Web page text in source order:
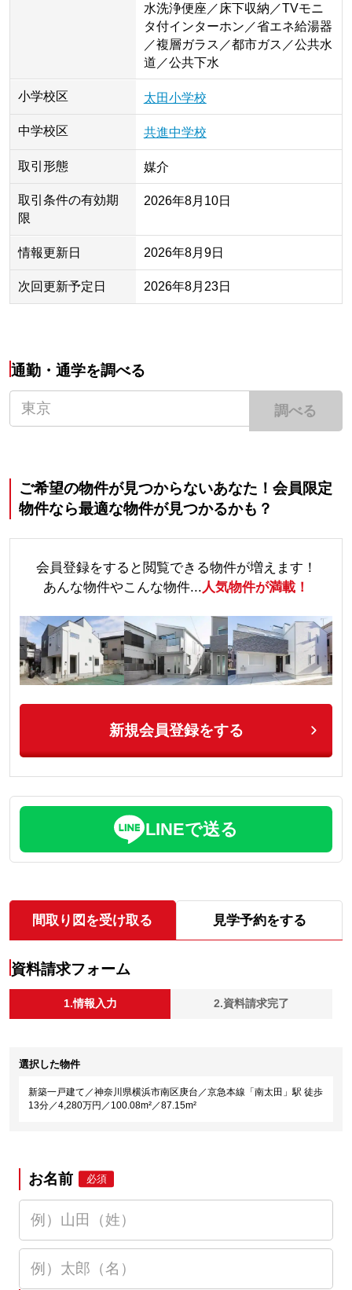
水洗浄便座／床下収納／TVモニ
タ付インターホン／省エネ給湯器
／複層ガラス／都市ガス／公共水
道／公共下水
小学校区 太田小学校
中学校区 共進中学校
取引形態 媒介
取引条件の有効期
限
2026年8月10日
情報更新日 2026年8月9日
次回更新予定日 2026年8月23日
通勤・通学を調べる
調べる
ご希望の物件が見つからないあなた！会員限定
物件なら最適な物件が見つかるかも？
会員登録をすると閲覧できる物件が増えます！
あんな物件やこんな物件... 人気物件が満載！
新規会員登録をする
LINEで送る
間取り図を受け取る 見学予約をする
資料請求フォーム
1.情報入力 2.資料請求完了
選択した物件
新築一戸建て／神奈川県横浜市南区庚台／京急本線「南太田」駅 徒歩
13分／4,280万円／100.08m²／87.15m²
お名前 必須